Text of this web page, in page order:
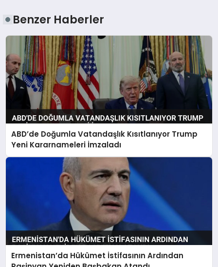
Benzer Haberler
ABD’de Doğumla Vatandaşlık Kısıtlanıyor Trump
Yeni Kararnameleri İmzaladı
Ermenistan’da Hükümet İstifasının Ardından